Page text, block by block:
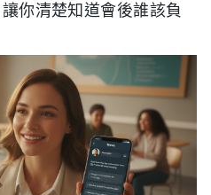
你清楚知道會後誰該負